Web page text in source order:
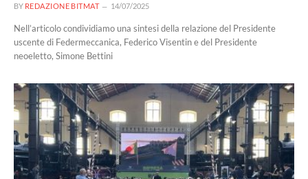
BY REDAZIONE BITMAT 14/07/2025
Nell’articolo condividiamo una sintesi della relazione del Presidente
uscente di Federmeccanica, Federico Visentin e del Presidente
neoeletto, Simone Bettini